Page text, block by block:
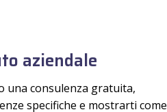
aziendale
una consulenza gratuita,
specifiche e mostrarti come